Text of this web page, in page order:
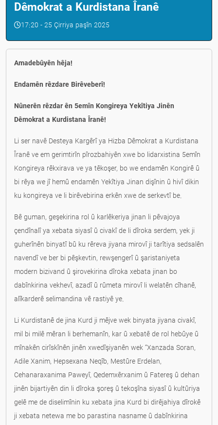
Dêmokrat a Kurdistana Îranê
17:20 - 25 Çirriya paşîn 2025
Amadebûyên hêja!
Endamên rêzdare Birêveberî!
Nûnerên rêzdar ên 5emîn Kongireya Yekîtiya Jinên
Dêmokrat a Kurdistana Îranê!
Li ser navê Desteya Kargêrî ya Hizba Dêmokrat a Kurdistana
Îranê ve em gerimtirîn pîrozbahiyên xwe bo lidarxistina 5emîn
Kongireya rêkxirava ve ya têkoşer, bo we endamên Kongirê û
bi rêya we jî hemû endamên Yekîtiya Jinan dişînin û hivî dikin
ku kongireya ve li birêvebirina erkên xwe de serkevtî be.
Bê guman, geşekirina rol û karlêkeriya jinan li pêvajoya
çendînalî ya xebata siyasî û civakî de li dîroka serdem, yek ji
guherînên binyatî bû ku rêreva jiyana mirovî ji tarîtiya sedsalên
navendî ve ber bi pêşkevtin, rewşengerî û şaristaniyeta
modern bizivand û şirovekirina dîroka xebata jinan bo
dabînkirina vekhevî, azadî û rûmeta mirovî li welatên cîhanê,
alîkarderê selimandina vê rastiyê ye.
Li Kurdistanê de jina Kurd ji mêjve wek binyata jiyana civakî,
mil bi milê mêran li berhemanîn, kar û xebatê de rol hebûye û
mînakên cirîskînên jinên xwedîşiyanên wek “Xanzada Soran,
Adile Xanim, Hepsexana Neqîb, Mestûre Erdelan,
Cehanaraxanima Paweyî, Qedemxêrxanim û Fatereş û dehan
jinên bijartiyên din li dîroka şoreş û tekoşîna siyasî û kultûriya
gelê me de diselimînin ku xebata jina Kurd bi dirêjahiya dîrokê
ji xebata netewa me bo parastina nasname û dabînkirina